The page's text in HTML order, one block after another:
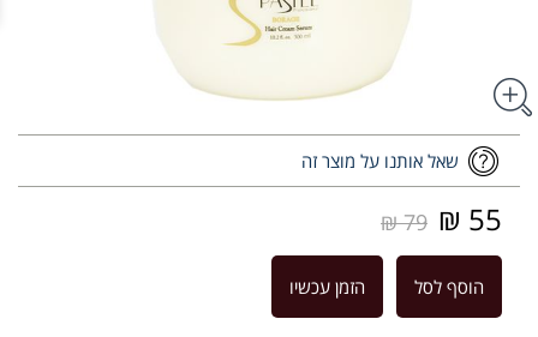
שאל אותנו על מוצר זה
55 ₪
79 ₪
הוסף לסל הזמן עכשיו